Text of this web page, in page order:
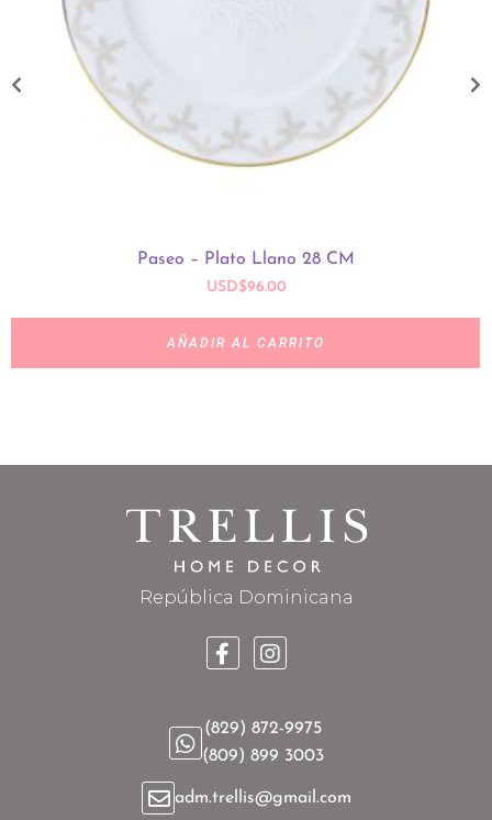
Paseo – Plato Llano 28 CM
USD$96.00
AÑADIR AL CARRITO
República Dominicana
(829) 872-9975
(809) 899 3003
adm.trellis@gmail.com